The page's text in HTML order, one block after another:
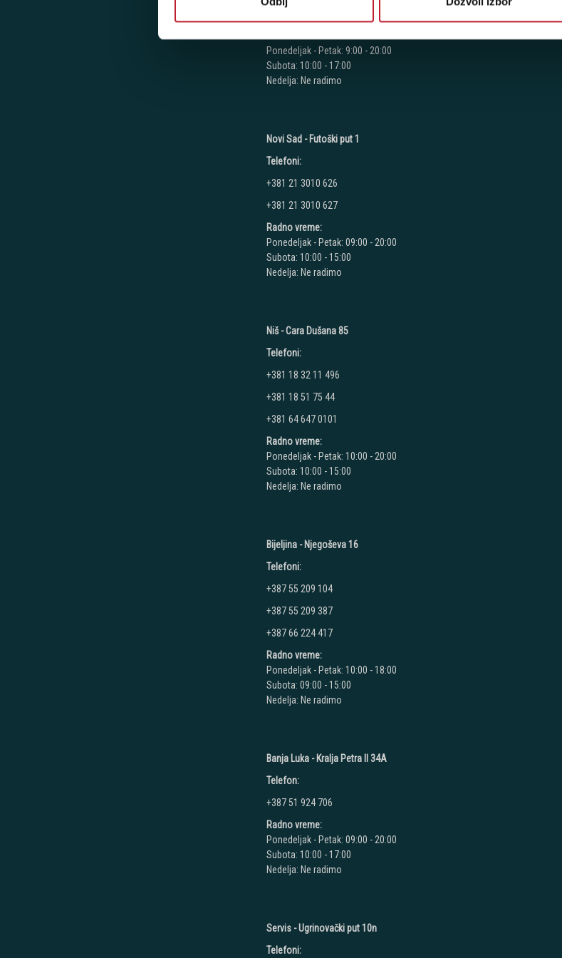
Ponedeljak - Petak: 9:00 - 20:00
Subota: 10:00 - 17:00
Nedelja: Ne radimo
Novi Sad - Futoški put 1
Telefoni:
+381 21 3010 626
+381 21 3010 627
Radno vreme:
Ponedeljak - Petak: 09:00 - 20:00
Subota: 10:00 - 15:00
Nedelja: Ne radimo
Niš - Cara Dušana 85
Telefoni:
+381 18 32 11 496
+381 18 51 75 44
+381 64 647 0101
Radno vreme:
Ponedeljak - Petak: 10:00 - 20:00
Subota: 10:00 - 15:00
Nedelja: Ne radimo
Bijeljina - Njegoševa 16
Telefoni:
+387 55 209 104
+387 55 209 387
+387 66 224 417
Radno vreme:
Ponedeljak - Petak: 10:00 - 18:00
Subota: 09:00 - 15:00
Nedelja: Ne radimo
Banja Luka - Kralja Petra II 34A
Telefon:
+387 51 924 706
Radno vreme:
Ponedeljak - Petak: 09:00 - 20:00
Subota: 10:00 - 17:00
Nedelja: Ne radimo
Servis - Ugrinovački put 10n
Telefoni: